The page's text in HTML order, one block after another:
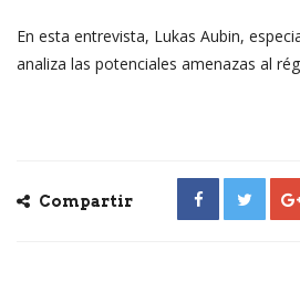
En esta entrevista, Lukas Aubin,
analiza las potenciales amenazas al
Compartir